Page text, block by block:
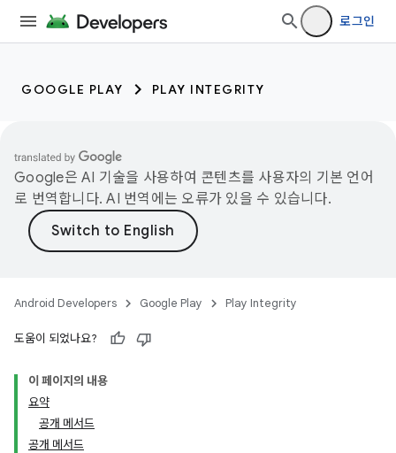
로그인
GOOGLE PLAY PLAY INTEGRITY
Google은 AI 기술을 사용하여 콘텐츠를 사용자의 기본 언어
로 번역합니다. AI 번역에는 오류가 있을 수 있습니다.
Android Developers Google Play Play Integrity
도움이 되었나요?
이 페이지의 내용
요약
공개 메서드
공개 메서드